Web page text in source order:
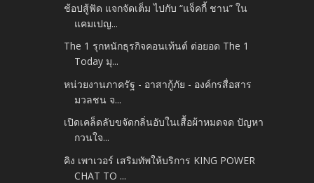
ช้อปสู้ฟัด แจกจัดเต็ม ไปกับ “แจ็คกี้ ชาน” ใน
แคมเปญ...
The 1 รุกหนักธุรกิจคอนเท้นต์ ต่อยอด The 1
Today มุ...
หน่วยงานภาครัฐ - อาสากู้ภัย - องค์กรสื่อสาร
มวลชน จ...
เปิดเคล็ดลับขจัดกลิ่นอับในเสื้อผ้าหมดจด ปัญหา
กวนใจ...
คิง เพาเวอร์ เสริมทัพให้บริการ KING POWER
CHAT TO ...